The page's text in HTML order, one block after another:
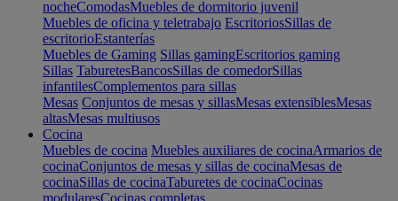
nocheComodasMuebles de dormitorio juvenil
Muebles de oficina y teletrabajo EscritoriosSillas de
escritorioEstanterías
Muebles de Gaming Sillas gamingEscritorios gaming
Sillas TaburetesBancosSillas de comedorSillas
infantilesComplementos para sillas
Mesas Conjuntos de mesas y sillasMesas extensiblesMesas
altasMesas multiusos
Cocina
Muebles de cocina Muebles auxiliares de cocinaArmarios de
cocinaConjuntos de mesas y sillas de cocinaMesas de
cocinaSillas de cocinaTaburetes de cocinaCocinas
modularesCocinas completas